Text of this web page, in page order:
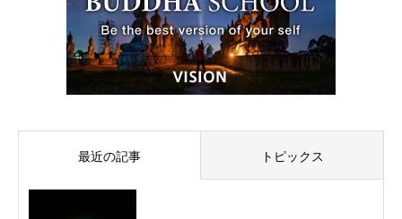
最近の記事 トピックス